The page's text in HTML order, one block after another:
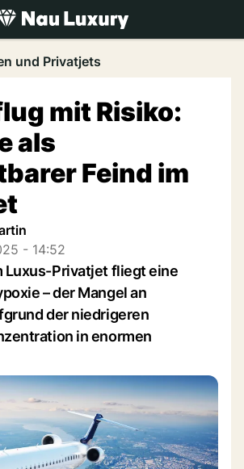
und Privatjets
mit Risiko:
als
Feind im
- 14:52
Luxus-Privatjet fliegt eine
– der Mangel an
der niedrigeren
in enormen